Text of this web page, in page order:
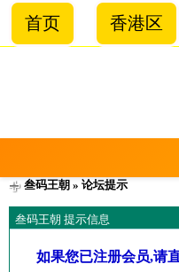
首页 香港区
叁码王朝 » 论坛提示
叁码王朝 提示信息
如果您已注册会员,请